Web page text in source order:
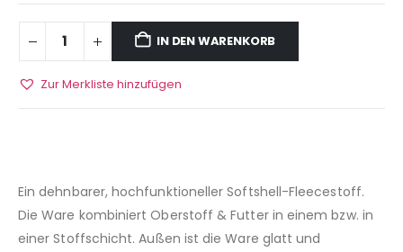
IN DEN WARENKORB
Zur Merkliste hinzufügen
Ein dehnbarer, hochfunktioneller Softshell-Fleecestoff.
Die Ware kombiniert Oberstoff & Futter in einem bzw. in
einer Stoffschicht. Außen ist die Ware glatt und